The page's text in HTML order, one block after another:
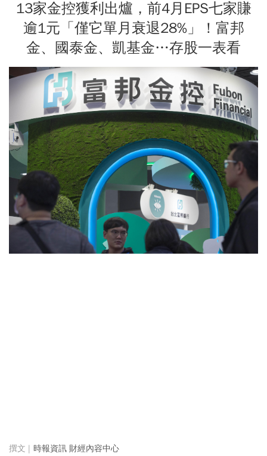
13家金控獲利出爐，前4月EPS七家賺
逾1元「僅它單月衰退28%」！富邦
金、國泰金、凱基金…存股一表看
時報資訊 財經內容中心